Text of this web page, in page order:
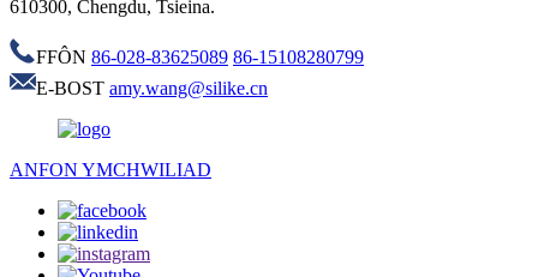
610300, Chengdu, Tsieina.
FFÔN 86-028-83625089 86-15108280799
E-BOST amy.wang@silike.cn
ANFON YMCHWILIAD